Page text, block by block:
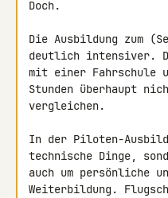
Doch.
Die Ausbildung zum
deutlich intensiver.
mit einer Fahrschule
Stunden überhaupt
vergleichen.
In der Piloten-
technische Dinge,
auch um persönliche
Weiterbildung.